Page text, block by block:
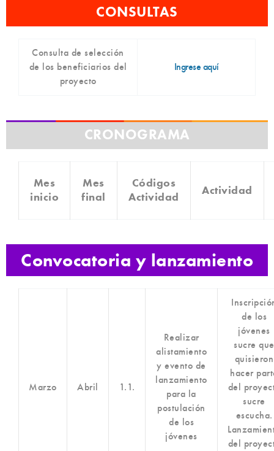
CONSULTAS
Consulta de selección
de los beneficiarios del
proyecto
Ingrese aquí
CRONOGRAMA
Mes
inicio
Mes
final
Códigos
Actividad
Actividad
Convocatoria y lanzamiento
Marzo Abril 1.1.
Realizar
alistamiento
y evento de
lanzamiento
para la
postulación
de los
jóvenes
de los
jóvenes
sucre que
quisieron
hacer
del
sucre
escucha.
del